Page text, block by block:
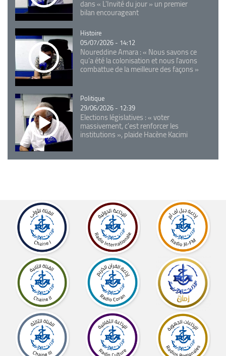
dans « L'Invité du jour » un premier
bilan encourageant
Catégorie
Histoire
05/07/2026 - 14:12
Noureddine Amara : « Nous savons ce
qu’a été la colonisation et nous l’avons
combattue de la meilleure des façons »
Catégorie
Politique
29/06/2026 - 12:39
Elections législatives : « voter
massivement, c'est renforcer les
institutions », plaide Hacène Kacimi